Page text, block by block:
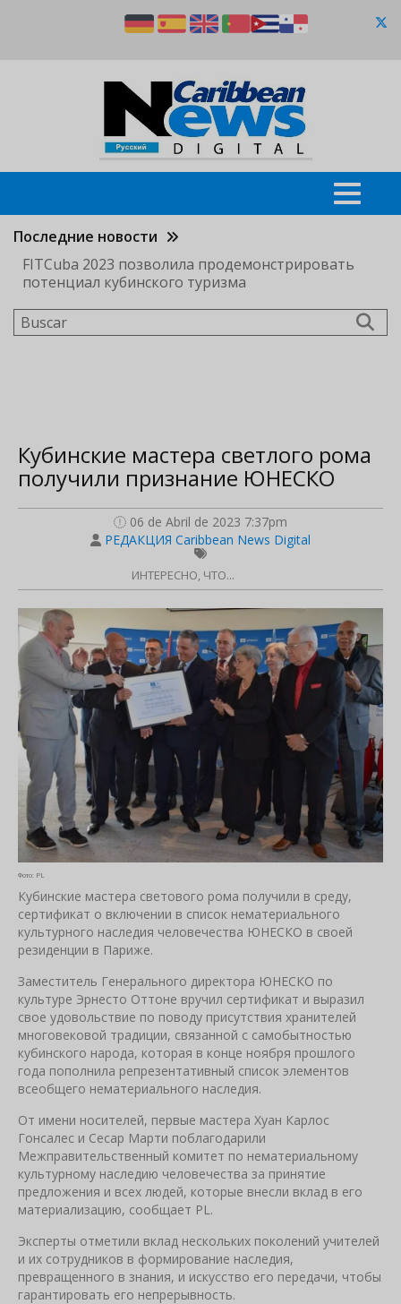
Последние новости
FITCuba 2023 позволила продемонстрировать
потенциал кубинского туризма
Buscar
Кубинские мастера светлого рома
получили признание ЮНЕСКО
06 de Abril de 2023 7:37pm
РЕДАКЦИЯ Caribbean News Digital
ИНТЕРЕСНО, ЧТО...
Фото: PL
Кубинские мастера светового рома получили в среду,
сертификат о включении в список нематериального
культурного наследия человечества ЮНЕСКО в своей
резиденции в Париже.
Заместитель Генерального директора ЮНЕСКО по
культуре Эрнесто Оттоне вручил сертификат и выразил
свое удовольствие по поводу присутствия хранителей
многовековой традиции, связанной с самобытностью
кубинского народа, которая в конце ноября прошлого
года пополнила репрезентативный список элементов
всеобщего нематериального наследия.
От имени носителей, первые мастера Хуан Карлос
Гонсалес и Сесар Марти поблагодарили
Межправительственный комитет по нематериальному
культурному наследию человечества за принятие
предложения и всех людей, которые внесли вклад в его
материализацию, сообщает PL.
Эксперты отметили вклад нескольких поколений учителей
и их сотрудников в формирование наследия,
превращенного в знания, и искусство его передачи, чтобы
гарантировать его непрерывность.